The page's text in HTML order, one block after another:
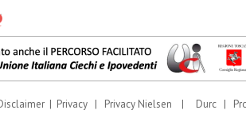
| Privacy | Privacy Nielsen | Durc |